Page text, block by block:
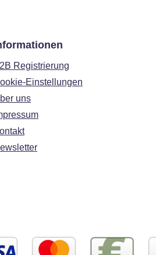
Registrierung
Einstellungen
uns